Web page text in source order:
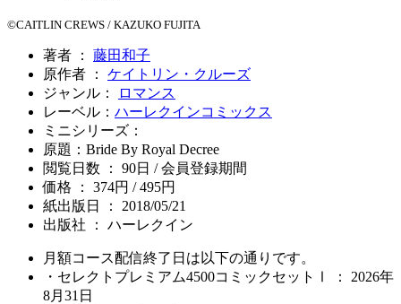
©CAITLIN CREWS / KAZUKO FUJITA
著者 ： 藤田和子
原作者 ： ケイトリン・クルーズ
ジャンル：
ロマンス
レーベル： ハーレクインコミックス
ミニシリーズ：
原題：Bride By Royal Decree
閲覧日数 ： 90日 / 会員登録期間
価格 ： 374円 / 495円
紙出版日 ： 2018/05/21
出版社 ： ハーレクイン
月額コース配信終了日は以下の通りです。
・セレクトプレミアム4500コミックセットⅠ ： 2026年
8月31日